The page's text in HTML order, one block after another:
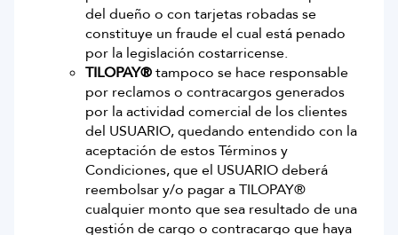
del dueño o con tarjetas robadas se
constituye un fraude el cual está penado
por la legislación costarricense.
TILOPAY®tampoco se hace responsable
por reclamos o contracargos generados
por la actividad comercial de los clientes
del USUARIO, quedando entendido con la
aceptación de estos Términos y
Condiciones, que el USUARIO deberá
reembolsar y/o pagar a TILOPAY®
cualquier monto que sea resultado de una
gestión de cargo o contracargo que haya